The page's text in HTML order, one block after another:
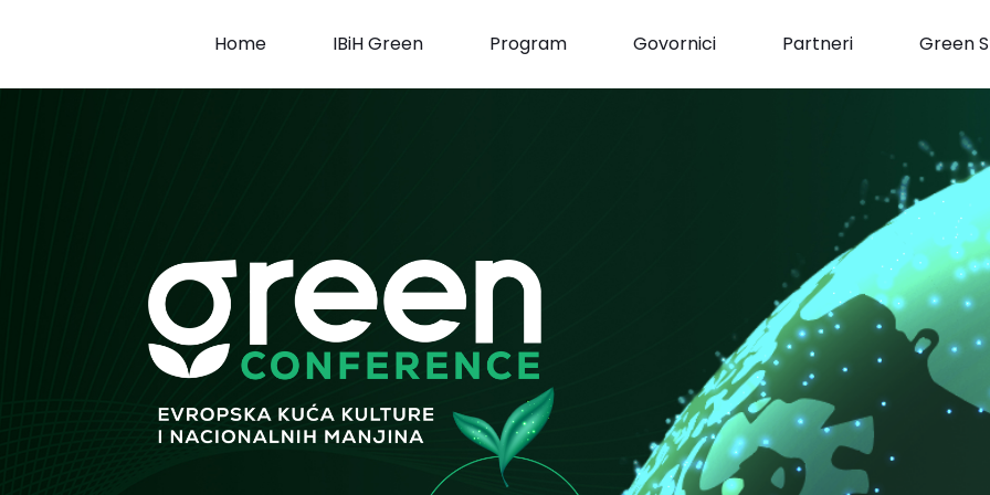
Home IBiH Green Program Govornici Partneri Green